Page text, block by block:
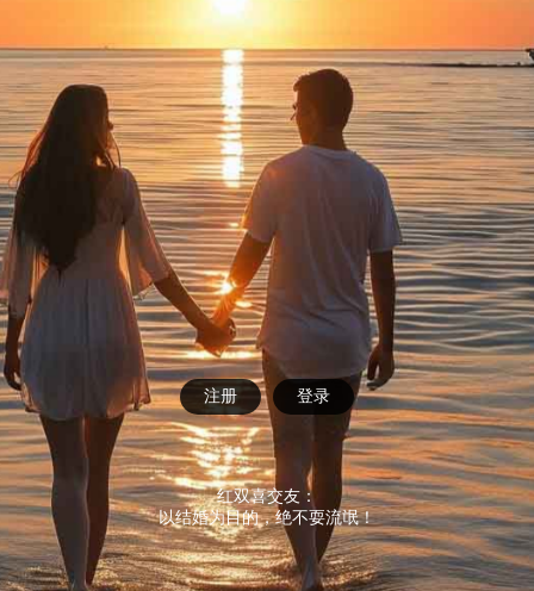
注册 登录
红双喜交友：
以结婚为目的，绝不耍流氓！